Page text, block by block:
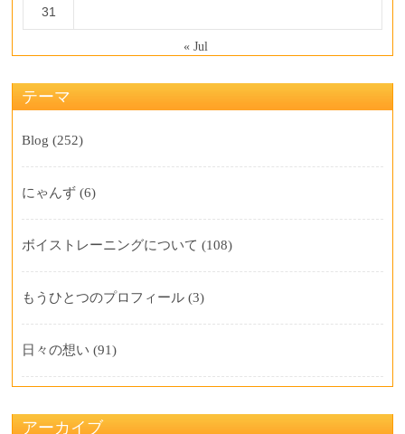
31
« Jul
テーマ
Blog (252)
にゃんず (6)
ボイストレーニングについて (108)
もうひとつのプロフィール (3)
日々の想い (91)
アーカイブ